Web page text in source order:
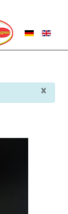
SPRACHE
×